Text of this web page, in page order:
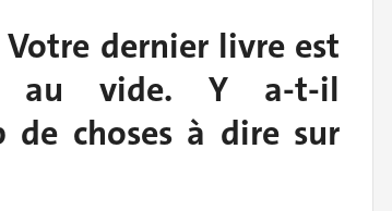
Votre dernier livre est
au vide. Y a-t-il
de choses à dire sur